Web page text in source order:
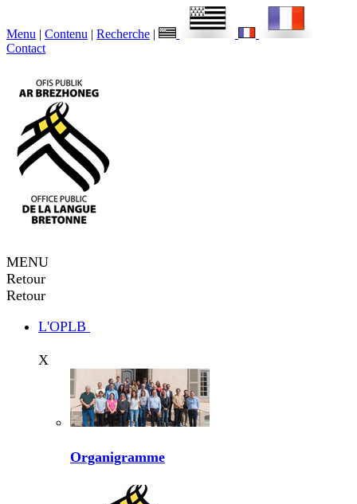
Menu | Contenu | Recherche |
Contact
MENU
Retour
Retour
L'OPLB
X
Organigramme